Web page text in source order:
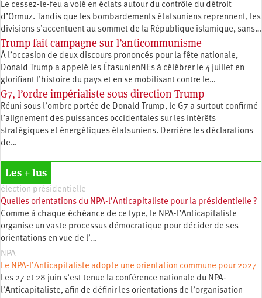
Le cessez-le-feu a volé en éclats autour du contrôle du détroit
d’Ormuz. Tandis que les bombardements étatsuniens reprennent, les
divisions s’accentuent au sommet de la République islamique, sans…
Trump fait campagne sur l’anticommunisme
À l’occasion de deux discours prononcés pour la fête nationale,
Donald Trump a appelé les ÉtasunienNEs à célébrer le 4 juillet en
glorifiant l’histoire du pays et en se mobilisant contre le…
G7, l’ordre impérialiste sous direction Trump
Réuni sous l’ombre portée de Donald Trump, le G7 a surtout confirmé
l’alignement des puissances occidentales sur les intérêts
stratégiques et énergétiques étatsuniens. Derrière les déclarations
de…
Les + lus
élection présidentielle
Quelles orientations du NPA-l’Anticapitaliste pour la présidentielle ?
Comme à chaque échéance de ce type, le NPA-l’Anticapitaliste
organise un vaste processus démocratique pour décider de ses
orientations en vue de l’…
NPA
Le NPA-l’Anticapitaliste adopte une orientation commune pour 2027
Les 27 et 28 juin s’est tenue la conférence nationale du NPA-
l’Anticapitaliste, afin de définir les orientations de l’organisation